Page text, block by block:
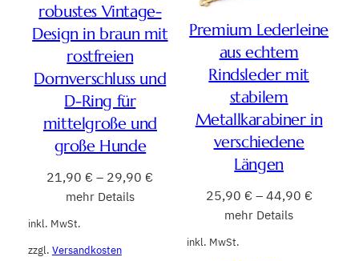
robustes Vintage-
Design in braun mit
rostfreien
Dornverschluss und
D-Ring für
mittelgroße und
große Hunde
21,90 € – 29,90 €
mehr Details
inkl. MwSt.
zzgl. Versandkosten
Premium Lederleine
aus echtem
Rindsleder mit
stabilem
Metallkarabiner in
verschiedene
Längen
25,90 € – 44,90 €
mehr Details
inkl. MwSt.